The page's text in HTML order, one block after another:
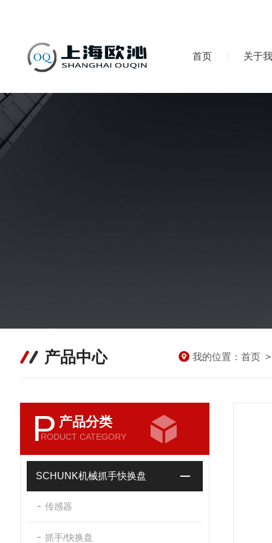
首页 关于
产品中心 我的位置： 首页
P 产品分类
RODUCT CATEGORY
SCHUNK机械抓手快换盘
传感器
抓手/快换盘